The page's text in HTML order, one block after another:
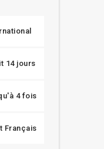
14 jours
4 fois
Français